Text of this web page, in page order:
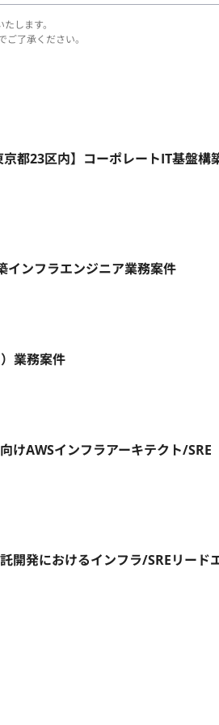
します。
了承ください。
都23区内】コーポレートIT基盤構
インフラエンジニア業務案件
業務案件
けAWSインフラアーキテクト/SRE
開発におけるインフラ/SREリード